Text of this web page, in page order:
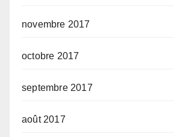
novembre 2017
octobre 2017
septembre 2017
août 2017